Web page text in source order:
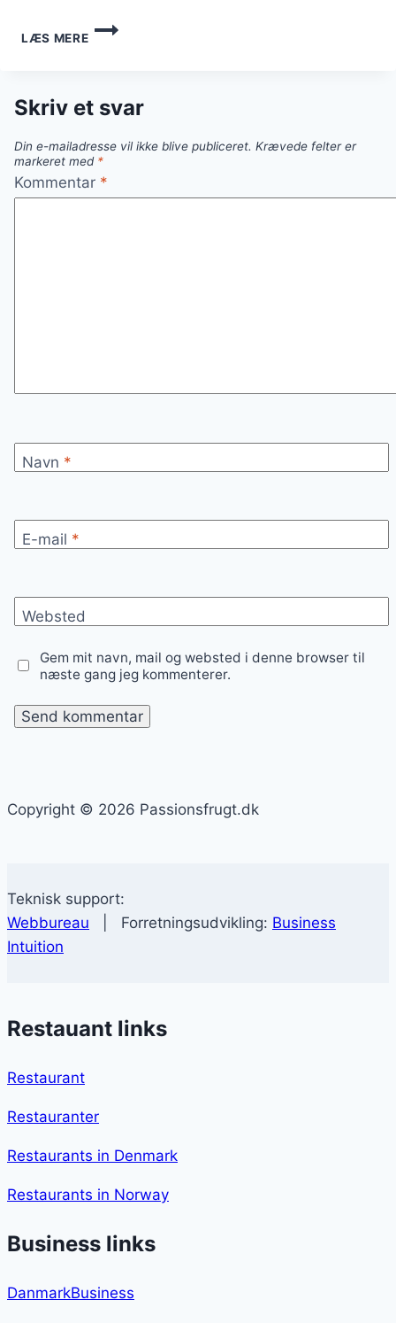
LÆS MERE
PASSIONSFRUGT
OG
TIL
GOURMET
Skriv et svar
Din e-mailadresse vil ikke blive publiceret. Krævede felter er
markeret med *
Kommentar *
Navn *
E-mail *
Websted
Gem mit navn, mail og websted i denne browser til
næste gang jeg kommenterer.
Copyright © 2026 Passionsfrugt.dk
Teknisk support:
Webbureau | Forretningsudvikling: Business
Intuition
Restauant links
Restaurant
Restauranter
Restaurants in Denmark
Restaurants in Norway
Business links
DanmarkBusiness